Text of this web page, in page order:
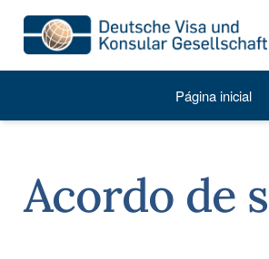
Página inicial
Acordo de